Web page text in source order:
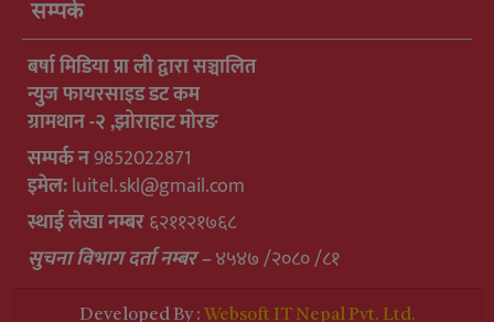
सम्पर्क
बर्षा मिडिया प्रा ली द्वारा सञ्चालित
न्युुज फायरसाइड डट कम
ग्रामथान -२ ,झोराहाट मोरङ
सम्पर्क न9852022871
इमेल:luitel.skl@gmail.com
स्थाई लेखा नम्बर६२११२१७६८
सुचना विभाग दर्ता नम्बर –४५४७ /२०८० /८१
Developed By : Websoft IT Nepal Pvt. Ltd.